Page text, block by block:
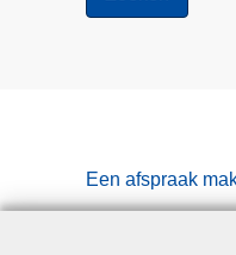
Een afspraak